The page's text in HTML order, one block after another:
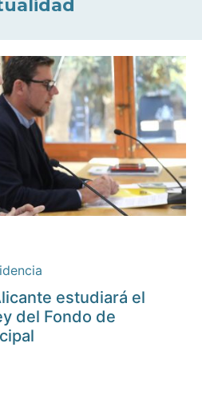
estudiará el
del Fondo de